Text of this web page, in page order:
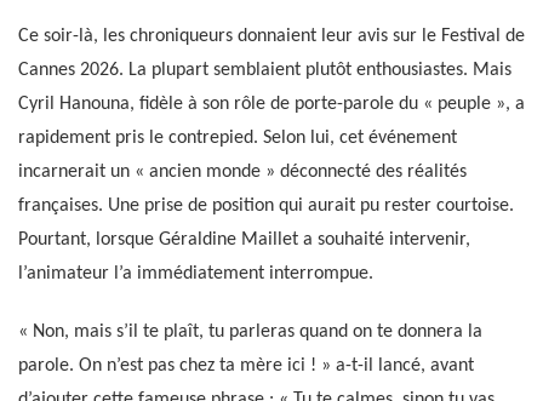
Ce soir-là, les chroniqueurs donnaient leur avis sur le Festival de
Cannes 2026. La plupart semblaient plutôt enthousiastes. Mais
Cyril Hanouna, fidèle à son rôle de porte-parole du « peuple », a
rapidement pris le contrepied. Selon lui, cet événement
incarnerait un « ancien monde » déconnecté des réalités
françaises. Une prise de position qui aurait pu rester courtoise.
Pourtant, lorsque Géraldine Maillet a souhaité intervenir,
l’animateur l’a immédiatement interrompue.
« Non, mais s’il te plaît, tu parleras quand on te donnera la
parole. On n’est pas chez ta mère ici ! » a-t-il lancé, avant